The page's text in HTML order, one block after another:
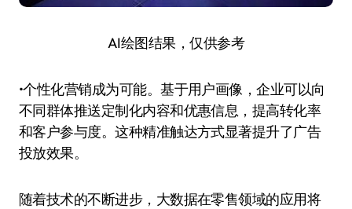
AI绘图结果，仅供参考
•个性化营销成为可能。基于用户画像，企业可以向
不同群体推送定制化内容和优惠信息，提高转化率
和客户参与度。这种精准触达方式显著提升了广告
投放效果。
随着技术的不断进步，大数据在零售领域的应用将